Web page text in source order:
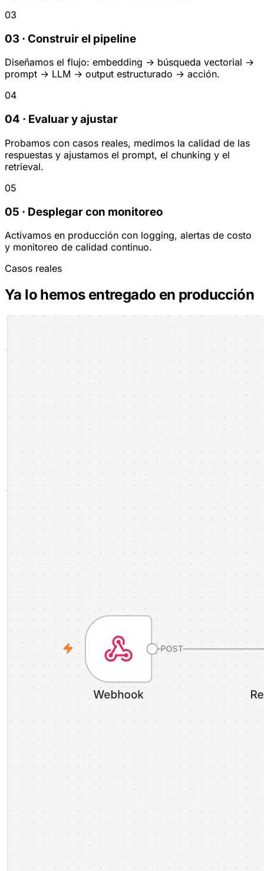
03
03 · Construir el pipeline
Diseñamos el flujo: embedding → búsqueda vectorial →
prompt → LLM → output estructurado → acción.
04
04 · Evaluar y ajustar
Probamos con casos reales, medimos la calidad de las
respuestas y ajustamos el prompt, el chunking y el
retrieval.
05
05 · Desplegar con monitoreo
Activamos en producción con logging, alertas de costo
y monitoreo de calidad continuo.
Casos reales
Ya lo hemos entregado en producción